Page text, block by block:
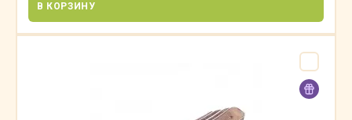
В КОРЗИНУ